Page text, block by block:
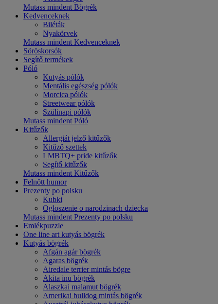
Mutass mindent Bögrék
Kedvenceknek
Biléták
Nyakörvek
Mutass mindent Kedvenceknek
Söröskorsók
Segítő termékek
Póló
Kutyás pólók
Mentális egészség pólók
Morcica pólók
Streetwear pólók
Szülinapi pólók
Mutass mindent Póló
Kitűzők
Allergiát jelző kitűzők
Kitűző szettek
LMBTQ+ pride kitűzők
Segítő kitűzők
Mutass mindent Kitűzők
Felnőtt humor
Prezenty po polsku
Kubki
Ogłoszenie o narodzinach dziecka
Mutass mindent Prezenty po polsku
Emlékpuzzle
One line art kutyás bögrék
Kutyás bögrék
Afgán agár bögrék
Agaras bögrék
Airedale terrier mintás bögre
Akita inu bögrék
Alaszkai malamut bögrék
Amerikai bulldog mintás bögrék